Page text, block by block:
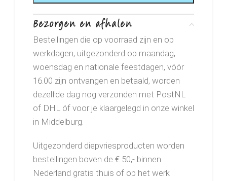
Bezorgen en afhalen
Bestellingen die op voorraad zijn en op
werkdagen, uitgezonderd op maandag,
woensdag en nationale feestdagen, vóór
16.00 zijn ontvangen en betaald, worden
dezelfde dag nog verzonden met PostNL
of DHL óf voor je klaargelegd in onze winkel
in Middelburg.
Uitgezonderd diepvriesproducten worden
bestellingen boven de € 50,- binnen
Nederland gratis thuis of op het werk